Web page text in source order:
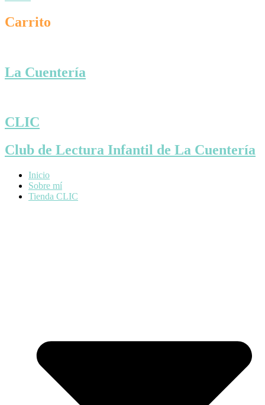
Carrito
La Cuentería
CLIC
Club de Lectura Infantil de La Cuentería
Inicio
Sobre mí
Tienda CLIC